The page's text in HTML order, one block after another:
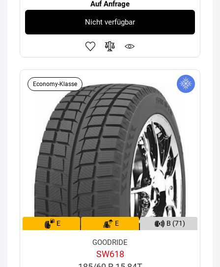
Auf Anfrage
Nicht verfügbar
Economy-Klasse
E E B (71)
GOODRIDE
SW618